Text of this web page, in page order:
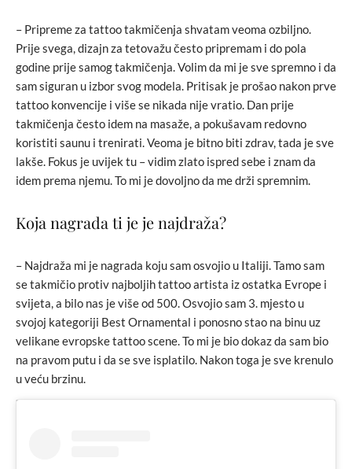
– Pripreme za tattoo takmičenja shvatam veoma ozbiljno.
Prije svega, dizajn za tetovažu često pripremam i do pola
godine prije samog takmičenja. Volim da mi je sve spremno i da
sam siguran u izbor svog modela. Pritisak je prošao nakon prve
tattoo konvencije i više se nikada nije vratio. Dan prije
takmičenja često idem na masaže, a pokušavam redovno
koristiti saunu i trenirati. Veoma je bitno biti zdrav, tada je sve
lakše. Fokus je uvijek tu – vidim zlato ispred sebe i znam da
idem prema njemu. To mi je dovoljno da me drži spremnim.
Koja nagrada ti je je najdraža?
– Najdraža mi je nagrada koju sam osvojio u Italiji. Tamo sam
se takmičio protiv najboljih tattoo artista iz ostatka Evrope i
svijeta, a bilo nas je više od 500. Osvojio sam 3. mjesto u
svojoj kategoriji Best Ornamental i ponosno stao na binu uz
velikane evropske tattoo scene. To mi je bio dokaz da sam bio
na pravom putu i da se sve isplatilo. Nakon toga je sve krenulo
u veću brzinu.